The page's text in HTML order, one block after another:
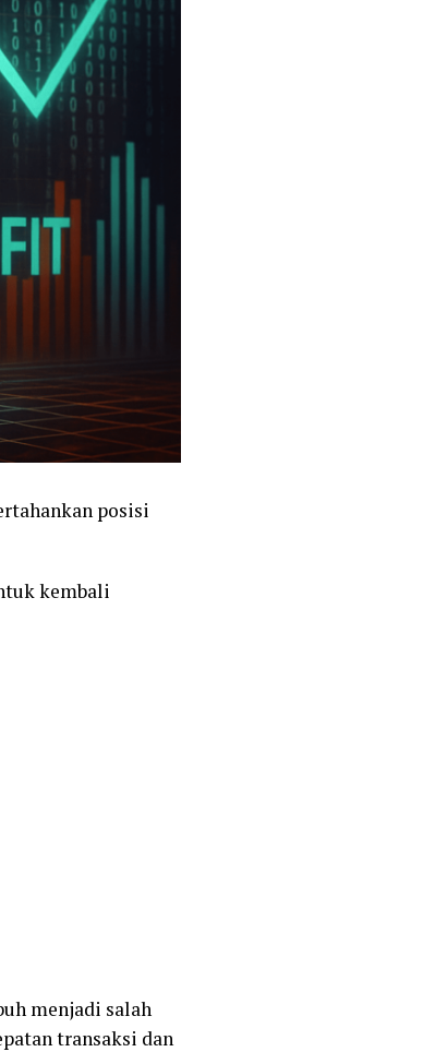
posisi
kembali
menjadi salah
transaksi dan